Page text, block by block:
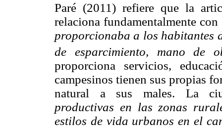
Paré (2011) refiere que la
relaciona fundamentalmente
proporcionaba a los habitantes
de esparcimiento, mano de
proporciona servicios,
campesinos tienen sus propias
natural a sus males. La
productivas en las zonas
estilos de vida urbanos en el